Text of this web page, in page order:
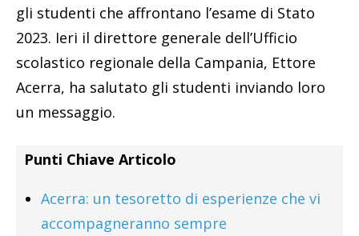
gli studenti che affrontano l’esame di Stato
2023. Ieri il direttore generale dell’Ufficio
scolastico regionale della Campania, Ettore
Acerra, ha salutato gli studenti inviando loro
un messaggio.
Punti Chiave Articolo
Acerra: un tesoretto di esperienze che vi
accompagneranno sempre